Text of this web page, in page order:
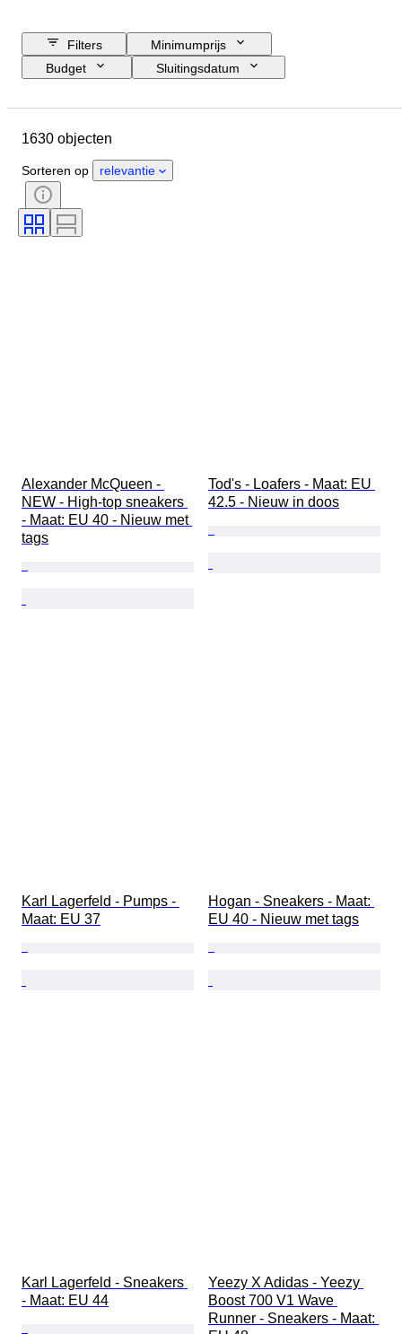
Filters
Minimumprijs
Budget
Sluitingsdatum
Materiaal
Handtekening
Kleur
Era
Accessoires inbegrepen
Model
1630 objecten
Sorteren op relevantie
Alexander McQueen -
NEW - High-top sneakers
- Maat: EU 40 - Nieuw met
tags
Tod's - Loafers - Maat: EU
42.5 - Nieuw in doos
Karl Lagerfeld - Pumps -
Maat: EU 37
Hogan - Sneakers - Maat:
EU 40 - Nieuw met tags
Karl Lagerfeld - Sneakers
- Maat: EU 44
Yeezy X Adidas - Yeezy
Boost 700 V1 Wave
Runner - Sneakers - Maat: